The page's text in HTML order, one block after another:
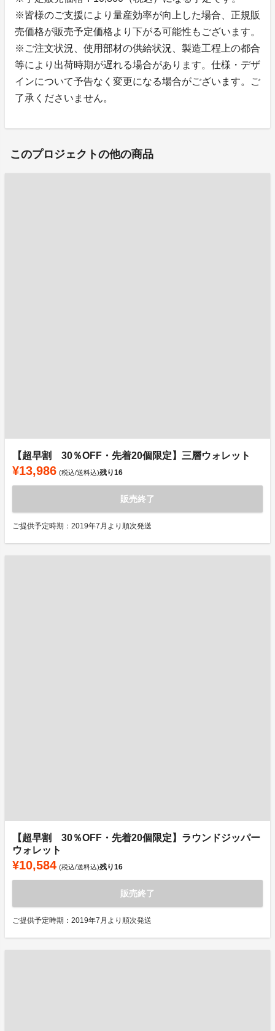
※皆様のご支援により量産効率が向上した場合、正規販
売価格が販売予定価格より下がる可能性もございます。
※ご注文状況、使用部材の供給状況、製造工程上の都合
等により出荷時期が遅れる場合があります。仕様・デザ
インについて予告なく変更になる場合がございます。ご
了承くださいません。
このプロジェクトの他の商品
【超早割 30％OFF・先着20個限定】三層ウォレット
¥13,986 (税込/送料込)残り16
販売終了
ご提供予定時期：2019年7月より順次発送
【超早割 30％OFF・先着20個限定】ラウンドジッパー
ウォレット
¥10,584 (税込/送料込)残り16
販売終了
ご提供予定時期：2019年7月より順次発送